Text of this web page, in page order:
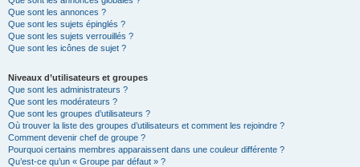
Que sont les annonces ?
Que sont les sujets épinglés ?
Que sont les sujets verrouillés ?
Que sont les icônes de sujet ?
Niveaux d’utilisateurs et groupes
Que sont les administrateurs ?
Que sont les modérateurs ?
Que sont les groupes d’utilisateurs ?
Où trouver la liste des groupes d’utilisateurs et comment les rejoindre ?
Comment devenir chef de groupe ?
Pourquoi certains membres apparaissent dans une couleur différente ?
Qu’est-ce qu’un « Groupe par défaut » ?